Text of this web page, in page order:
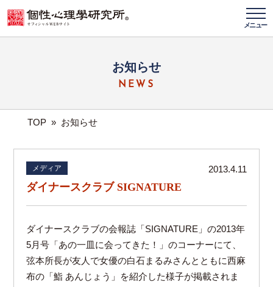
メニュー
お知らせ
NEWS
TOP » お知らせ
メディア 2013.4.11
ダイナースクラブ SIGNATURE
ダイナースクラブの会報誌「SIGNATURE」の2013年
5月号「あの一皿に会ってきた！」のコーナーにて、
弦本所長が友人で女優の白石まるみさんとともに西麻
布の「鮨 あんじょう」を紹介した様子が掲載されま